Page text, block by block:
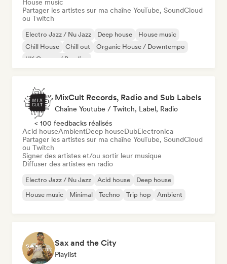
House music
Partager les artistes sur ma chaîne YouTube, SoundCloud
ou Twitch
Electro Jazz / Nu Jazz Deep house
House music
Chill House
Chill out
Organic House / Downtempo
UK Garage / Bassline
MixCult Records, Radio and Sub Labels
Chaîne Youtube / Twitch, Label, Radio
< 100 feedbacks réalisés
Acid houseAmbientDeep houseDubElectronica
Partager les artistes sur ma chaîne YouTube, SoundCloud
ou Twitch
Signer des artistes et/ou sortir leur musique
Diffuser des artistes en radio
Electro Jazz / Nu Jazz Acid house
Deep house
House music
Minimal Techno Trip hop Ambient
Sax and the City
Playlist